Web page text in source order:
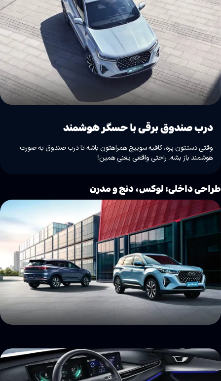
درب صندوق برقی با حسگر هوشمند
وقتی دستتون پره، کافیه سوییچ همراهتون باشه تا درب صندوق به صورت
هوشمند باز بشه. راحتی واقعی یعنی همین!
داخلی؛ لوکس، دنج و مدرن